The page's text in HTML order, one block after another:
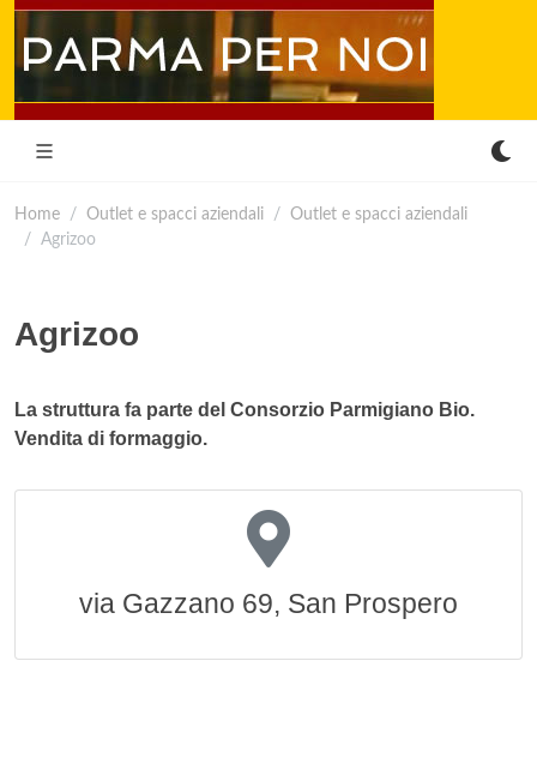
Home Outlet e spacci aziendali
Outlet e spacci aziendali
Agrizoo
Agrizoo
La struttura fa parte del Consorzio Parmigiano Bio.
Vendita di formaggio.
via Gazzano 69, San Prospero